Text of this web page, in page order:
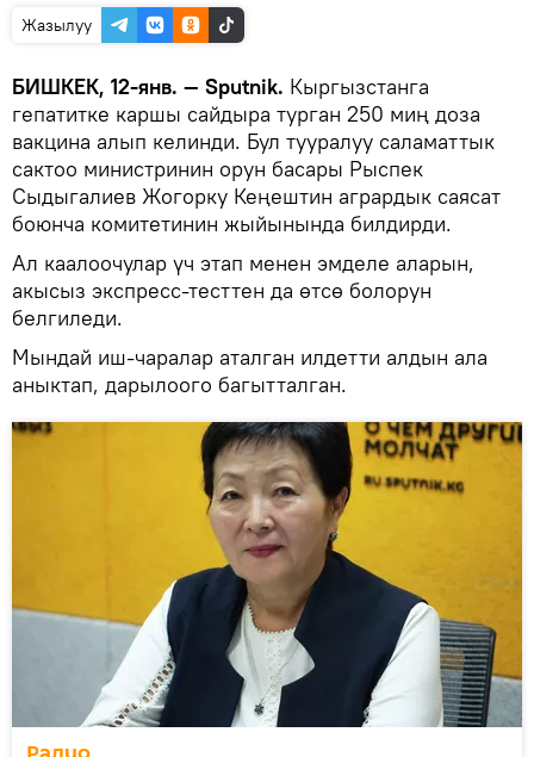
Жазылуу
БИШКЕК, 12-янв. — Sputnik. Кыргызстанга
гепатитке каршы сайдыра турган 250 миң доза
вакцина алып келинди. Бул тууралуу саламаттык
сактоо министринин орун басары Рыспек
Сыдыгалиев Жогорку Кеңештин агрардык саясат
боюнча комитетинин жыйынында билдирди.
Ал каалоочулар үч этап менен эмделе аларын,
акысыз экспресс-тесттен да өтсө болорун
белгиледи.
Мындай иш-чаралар аталган илдетти алдын ала
аныктап, дарылоого багытталган.